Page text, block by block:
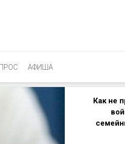
АФИША
Как не